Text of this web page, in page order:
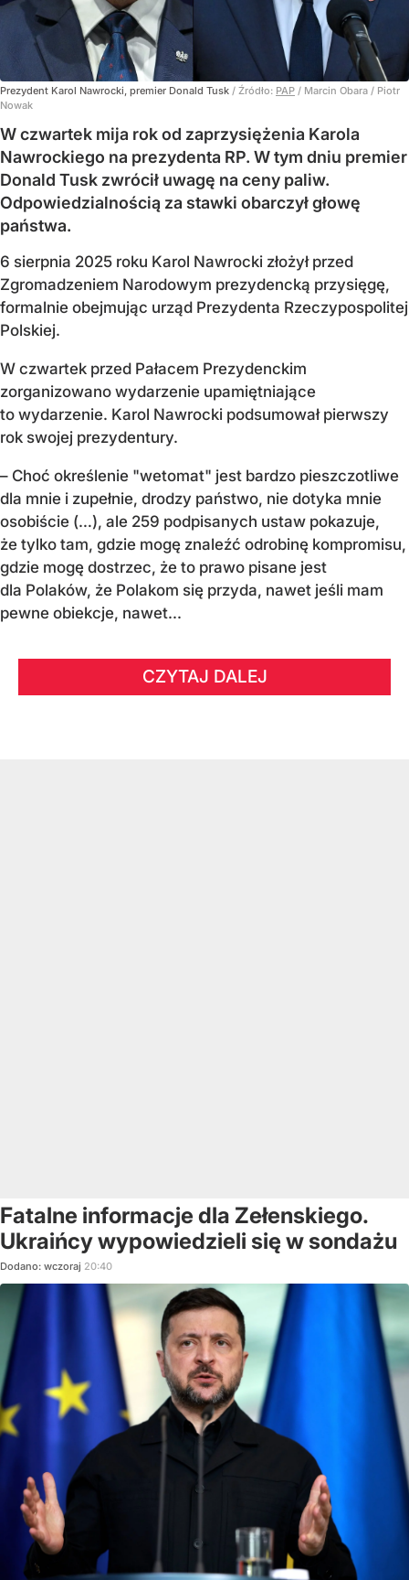
Prezydent Karol Nawrocki, premier Donald Tusk / Źródło: PAP / Marcin Obara / Piotr
Nowak
W czwartek mija rok od zaprzysiężenia Karola
Nawrockiego na prezydenta RP. W tym dniu premier
Donald Tusk zwrócił uwagę na ceny paliw.
Odpowiedzialnością za stawki obarczył głowę
państwa.
6 sierpnia 2025 roku Karol Nawrocki złożył przed
Zgromadzeniem Narodowym prezydencką przysięgę,
formalnie obejmując urząd Prezydenta Rzeczypospolitej
Polskiej.
W czwartek przed Pałacem Prezydenckim
zorganizowano wydarzenie upamiętniające
to wydarzenie. Karol Nawrocki podsumował pierwszy
rok swojej prezydentury.
– Choć określenie "wetomat" jest bardzo pieszczotliwe
dla mnie i zupełnie, drodzy państwo, nie dotyka mnie
osobiście (…), ale 259 podpisanych ustaw pokazuje,
że tylko tam, gdzie mogę znaleźć odrobinę kompromisu,
gdzie mogę dostrzec, że to prawo pisane jest
dla Polaków, że Polakom się przyda, nawet jeśli mam
pewne obiekcje, nawet...
CZYTAJ DALEJ
Fatalne informacje dla Zełenskiego.
Ukraińcy wypowiedzieli się w sondażu
Dodano: wczoraj 20:40